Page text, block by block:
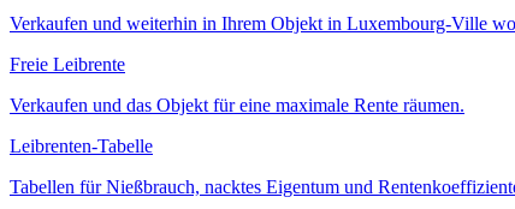
Verkaufen und weiterhin in Ihrem Objekt in Luxembourg-Ville
Freie Leibrente
Verkaufen und das Objekt für eine maximale Rente räumen.
Leibrenten-Tabelle
Tabellen für Nießbrauch, nacktes Eigentum und